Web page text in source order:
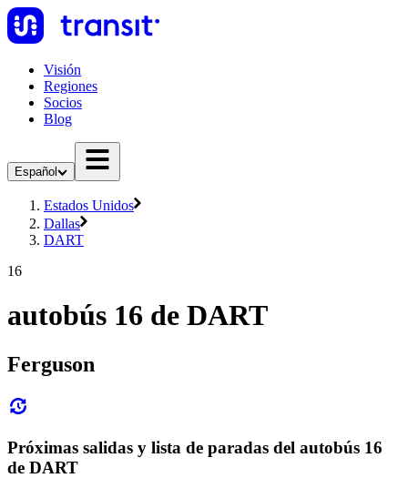
Visión
Regiones
Socios
Blog
Español
Estados Unidos
Dallas
DART
16
autobús 16 de DART
Ferguson
Próximas salidas y lista de paradas del autobús 16
de DART